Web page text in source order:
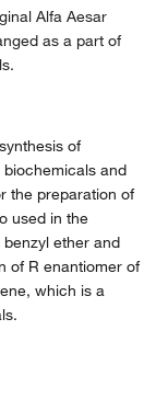
Alfa Aesar
as a part of
of
and
the preparation of
used in the
ether and
of R enantiomer of
which is a